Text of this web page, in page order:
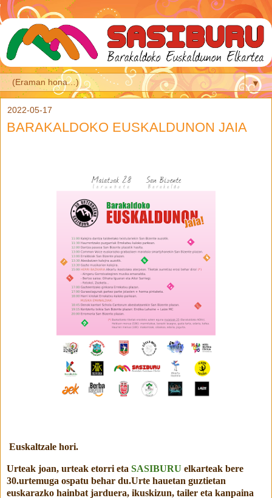
▼
2022-05-17
BARAKALDOKO EUSKALDUNON JAIA
Euskaltzale hori.
Urteak joan, urteak etorri eta SASIBURU elkarteak bere
30.urtemuga ospatu behar du.Urte hauetan guztietan
euskarazko hainbat jarduera, ikuskizun, tailer eta kanpaina